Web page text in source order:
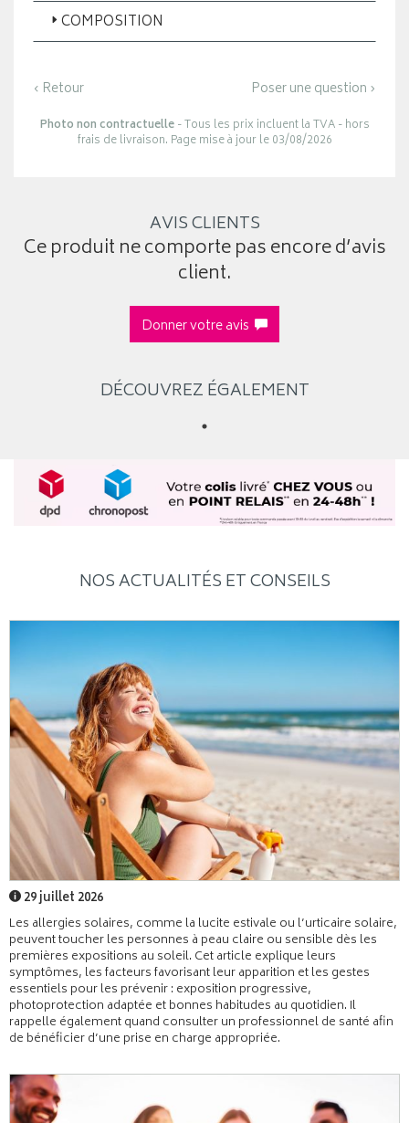
COMPOSITION
‹ Retour Poser une question ›
Photo non contractuelle- Tous les prix incluent la TVA - hors
frais de livraison. Page mise à jour le 03/08/2026
AVIS CLIENTS
Ce produit ne comporte pas encore d’avis
client.
Donner votre avis
DÉCOUVREZ ÉGALEMENT
NOS ACTUALITÉS ET CONSEILS
29 juillet 2026
Les allergies solaires, comme la lucite estivale ou l’urticaire solaire,
peuvent toucher les personnes à peau claire ou sensible dès les
premières expositions au soleil. Cet article explique leurs
symptômes, les facteurs favorisant leur apparition et les gestes
essentiels pour les prévenir : exposition progressive,
photoprotection adaptée et bonnes habitudes au quotidien. Il
rappelle également quand consulter un professionnel de santé afin
de bénéficier d’une prise en charge appropriée.